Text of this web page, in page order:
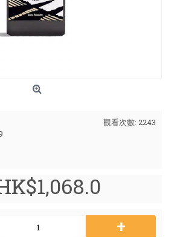
觀看次數: 2243
+